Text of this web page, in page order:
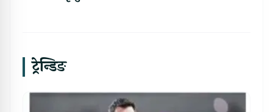
ट्रेन्डिङ